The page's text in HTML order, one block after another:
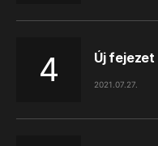
Új fejezet
2021.07.27.